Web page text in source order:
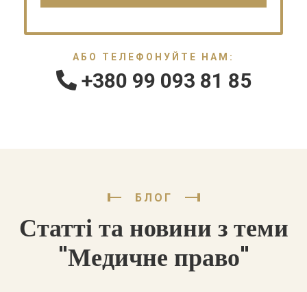
АБО ТЕЛЕФОНУЙТЕ НАМ:
+380 99 093 81 85
БЛОГ
Статті та новини з теми
"Медичне право"